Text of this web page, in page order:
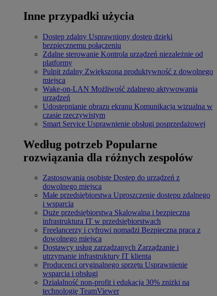
Inne przypadki użycia
Dostęp zdalny Usprawniony dostęp dzięki
bezpiecznemu połączeniu
Zdalne sterowanie Kontrola urządzeń niezależnie od
platformy
Pulpit zdalny Zwiększona produktywność z dowolnego
miejsca
Wake-on-LAN Możliwość zdalnego aktywowania
urządzeń
Udostępnianie obrazu ekranu Komunikacja wizualna w
czasie rzeczywistym
Smart Service Usprawnienie obsługi posprzedażowej
Według potrzeb Popularne
rozwiązania dla różnych zespołów
Zastosowania osobiste Dostęp do urządzeń z
dowolnego miejsca
Małe przedsiębiorstwa Uproszczenie dostępu zdalnego
i wsparcia
Duże przedsiębiorstwa Skalowalna i bezpieczna
infrastruktura IT w przedsiębiorstwach
Freelancerzy i cyfrowi nomadzi Bezpieczna praca z
dowolnego miejsca
Dostawcy usług zarządzanych Zarządzanie i
utrzymanie infrastruktury IT klienta
Producenci oryginalnego sprzętu Usprawnienie
wsparcia i obsługi
Działalność non-profit i edukacja 30% zniżki na
technologię TeamViewer